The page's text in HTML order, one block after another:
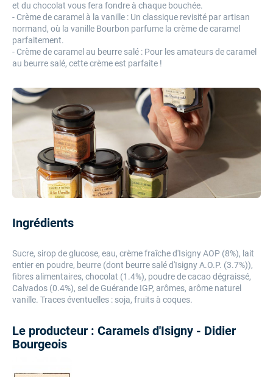
et du chocolat vous fera fondre à chaque bouchée.
- Crème de caramel à la vanille : Un classique revisité par artisan
normand, où la vanille Bourbon parfume la crème de caramel
parfaitement.
- Crème de caramel au beurre salé : Pour les amateurs de caramel
au beurre salé, cette crème est parfaite !
Ingrédients
Sucre, sirop de glucose, eau, crème fraîche d'Isigny AOP (8%), lait
entier en poudre, beurre (dont beurre salé d'Isigny A.O.P. (3.7%)),
fibres alimentaires, chocolat (1.4%), poudre de cacao dégraissé,
Calvados (0.4%), sel de Guérande IGP, arômes, arôme naturel
vanille. Traces éventuelles : soja, fruits à coques.
Le producteur : Caramels d'Isigny - Didier
Bourgeois